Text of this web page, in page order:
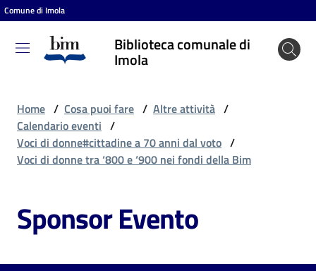
Vai al contenuto
Vai alla navigazione
Vai al footer
Comune di Imola
Biblioteca comunale di
Imola
Biblioteca
comunale
Entra
Cosa
puoi
Home / Cosa puoi fare / Altre attività /
Calendario eventi /
Voci di donne#cittadine a 70 anni dal voto /
Voci di donne tra ‘800 e ‘900 nei fondi della Bim
Sponsor Evento